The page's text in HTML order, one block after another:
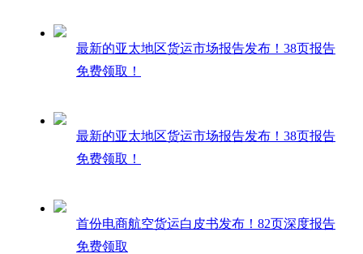
最新的亚太地区货运市场报告发布！38页报告
免费领取！
最新的亚太地区货运市场报告发布！38页报告
免费领取！
首份电商航空货运白皮书发布！82页深度报告
免费领取